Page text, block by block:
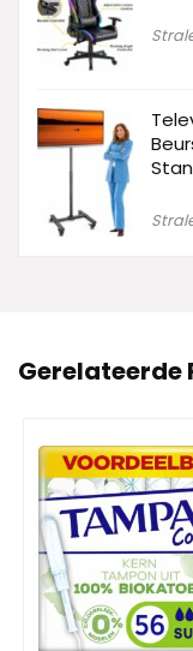
Gerelateerde